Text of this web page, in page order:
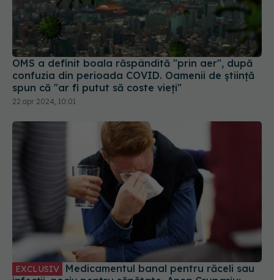
OMS a definit boala răspândită "prin aer", după
confuzia din perioada COVID. Oamenii de știință
spun că "ar fi putut să coste vieți"
22 apr 2024, 10:01
EXCLUSIV
infecții, nociv pentru sănătate. Anca Crupariu:
Efect dramatic
21 noi 2023, 18:11